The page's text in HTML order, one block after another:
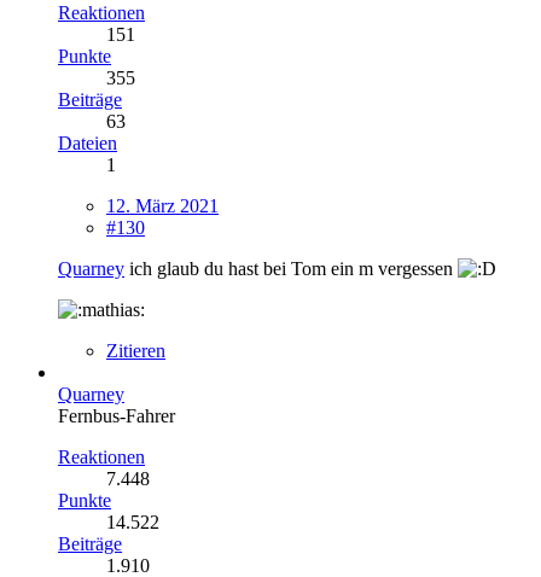
Reaktionen
151
Punkte
355
Beiträge
63
Dateien
1
12. März 2021
#130
Quarney ich glaub du hast bei Tom ein m vergessen
Zitieren
Quarney
Fernbus-Fahrer
Reaktionen
7.448
Punkte
14.522
Beiträge
1.910